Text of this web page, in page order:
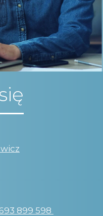
899 598